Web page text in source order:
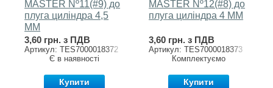
MASTER Nº11(#9) до
плуга циліндра 4,5
MM
3,60 грн. з ПДВ
Артикул: TES7000018372
Є в наявності
Купити
MASTER Nº12(#8) до
плуга циліндра 4 MM
3,60 грн. з ПДВ
Артикул: TES7000018373
Комплектуємо
Купити